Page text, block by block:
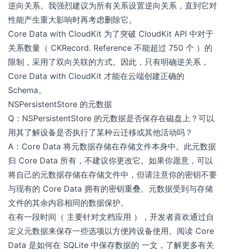
逆向关系。我强烈建议为所有关系设置逆向关系，直到它对
性能产生重大影响时再考虑删除它。
Core Data with CloudKit 为了突破 CloudKit API 中对于
关系数量（ CKRecord. Reference 不能超过 750 个 ）的
限制，采用了双向关联的方式。因此，只有明确逆关系，
Core Data with CloudKit 才能在云端创建正确的
Schema。
NSPersistentStore 的元数据
Q：NSPersistentStore 的元数据是否保存在磁盘上？可以
用其了解设备是否执行了某种云迁移或其他活动吗？
A：Core Data 将元数据存储在存储文件本身中。此元数据
归 Core Data 所有，不建议你更改它。如果你愿意，可以
将自己的元数据存储在存储文件中，但请注意你的密钥不要
与现有的 Core Data 拥有的密钥重叠。元数据受到与存储
文件的其余内容相同的数据保护。
在有一段时间（ 主要针对文档应用 ），开发者喜欢通过自
定义元数据来保存一些选项以方便跨设备使用。阅读 Core
Data 是如何在 SQLite 中保存数据的 一文，了解更多有关